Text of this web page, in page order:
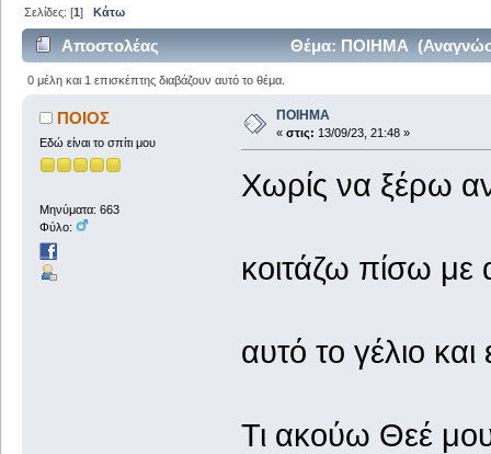
Σελίδες: [1]Κάτω
Αποστολέας Θέμα: ΠΟΙΗΜΑ
0 μέλη και 1 επισκέπτης διαβάζουν αυτό το θέμα.
ΠΟΙΟΣ
Εδώ είναι το σπίτι μου
Μηνύματα: 663
Φύλο:
ΠΟΙΗΜΑ
« στις: 13/09/23, 21:48 »
Χωρίς να ξέρω
κοιτάζω πίσω με
αυτό το γέλιο
Τι ακούω Θεέ